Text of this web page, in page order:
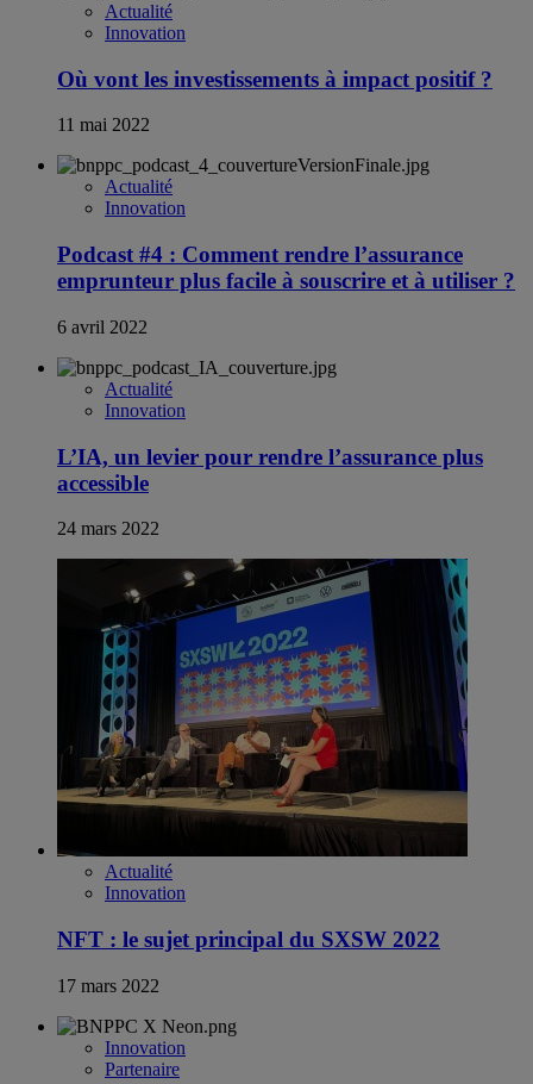
Actualité
Innovation
Où vont les investissements à impact positif ?
11 mai 2022
Actualité
Innovation
Podcast #4 : Comment rendre l’assurance
emprunteur plus facile à souscrire et à utiliser ?
6 avril 2022
Actualité
Innovation
L’IA, un levier pour rendre l’assurance plus
accessible
24 mars 2022
Actualité
Innovation
NFT : le sujet principal du SXSW 2022
17 mars 2022
Innovation
Partenaire